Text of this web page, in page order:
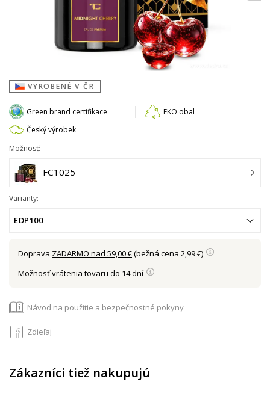
VYROBENÉ V ČR
Green brand certifikace
EKO obal
Český výrobek
Možnosť:
FC1025
Varianty:
EDP100
Doprava ZADARMO nad 59,00 €(bežná cena 2,99 €)
Možnosť vrátenia tovaru do 14 dní
Návod na použitie a bezpečnostné pokyny
Zdieľaj
Zákazníci tiež nakupujú